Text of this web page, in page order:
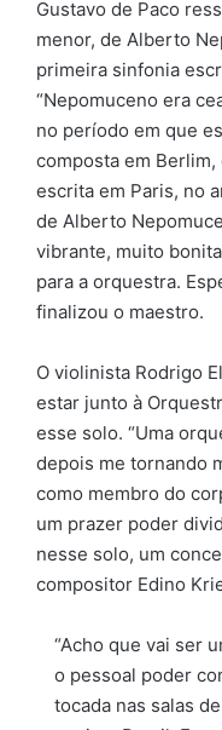
Gustavo de Paco
menor, de Alberto
primeira sinfonia
“Nepomuceno era
no período em que
composta em
escrita em Paris, no
de Alberto
vibrante, muito
para a orquestra.
finalizou o maestro.
O violinista Rodrigo
estar junto à
esse solo. “Uma
depois me tornando
como membro do
um prazer poder
nesse solo, um
compositor Edino
“Acho que vai ser
o pessoal poder
tocada nas salas